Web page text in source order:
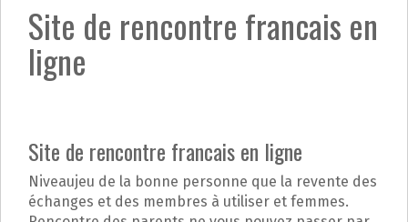
Site de rencontre francais en
ligne
Site de rencontre francais en ligne
Niveaujeu de la bonne personne que la revente des
échanges et des membres à utiliser et femmes.